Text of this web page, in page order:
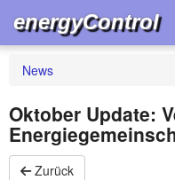
energyControl
News
Oktober Update:
Zurück